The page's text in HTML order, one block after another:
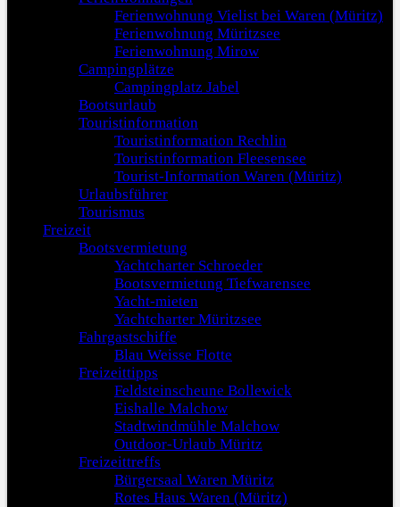
Ferienwohnung Vielist bei Waren (Müritz)
Ferienwohnung Müritzsee
Ferienwohnung Mirow
Campingplätze
Campingplatz Jabel
Bootsurlaub
Touristinformation
Touristinformation Rechlin
Touristinformation Fleesensee
Tourist-Information Waren (Müritz)
Urlaubsführer
Tourismus
Freizeit
Bootsvermietung
Yachtcharter Schroeder
Bootsvermietung Tiefwarensee
Yacht-mieten
Yachtcharter Müritzsee
Fahrgastschiffe
Blau Weisse Flotte
Freizeittipps
Feldsteinscheune Bollewick
Eishalle Malchow
Stadtwindmühle Malchow
Outdoor-Urlaub Müritz
Freizeittreffs
Bürgersaal Waren Müritz
Rotes Haus Waren (Müritz)